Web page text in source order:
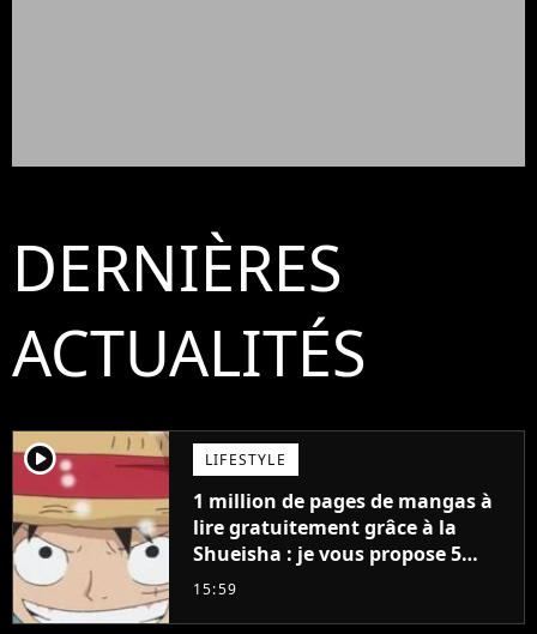
DERNIÈRES
ACTUALITÉS
player2 LIFESTYLE
1 million de pages de mangas à
lire gratuitement grâce à la
Shueisha : je vous propose 5
mangas jamais sortis en France
15:59